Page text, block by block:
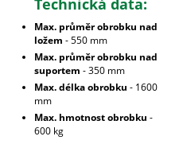
Technická data:
Max. průměr obrobku nad
ložem - 550 mm
Max. průměr obrobku nad
suportem - 350 mm
Max. délka obrobku - 1600
mm
Max. hmotnost obrobku -
600 kg